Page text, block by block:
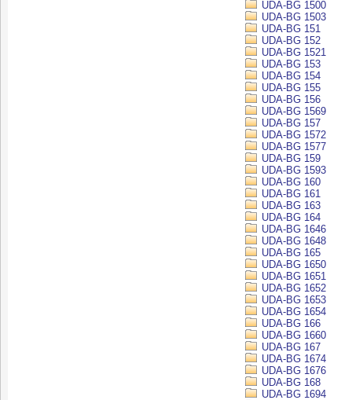
UDA-BG 1500
UDA-BG 1503
UDA-BG 151
UDA-BG 152
UDA-BG 1521
UDA-BG 153
UDA-BG 154
UDA-BG 155
UDA-BG 156
UDA-BG 1569
UDA-BG 157
UDA-BG 1572
UDA-BG 1577
UDA-BG 159
UDA-BG 1593
UDA-BG 160
UDA-BG 161
UDA-BG 163
UDA-BG 164
UDA-BG 1646
UDA-BG 1648
UDA-BG 165
UDA-BG 1650
UDA-BG 1651
UDA-BG 1652
UDA-BG 1653
UDA-BG 1654
UDA-BG 166
UDA-BG 1660
UDA-BG 167
UDA-BG 1674
UDA-BG 1676
UDA-BG 168
UDA-BG 1694